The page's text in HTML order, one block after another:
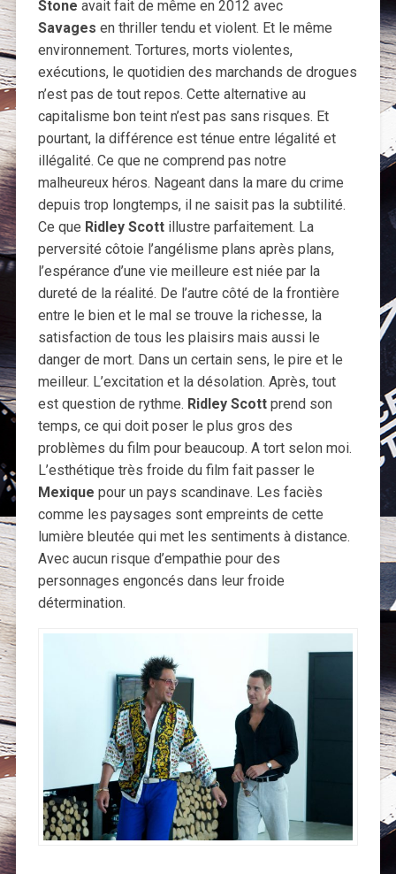
Stone avait fait de même en 2012 avec
Savages en thriller tendu et violent. Et le même
environnement. Tortures, morts violentes,
exécutions, le quotidien des marchands de drogues
n’est pas de tout repos. Cette alternative au
capitalisme bon teint n’est pas sans risques. Et
pourtant, la différence est ténue entre légalité et
illégalité. Ce que ne comprend pas notre
malheureux héros. Nageant dans la mare du crime
depuis trop longtemps, il ne saisit pas la subtilité.
Ce que Ridley Scottillustre parfaitement. La
perversité côtoie l’angélisme plans après plans,
l’espérance d’une vie meilleure est niée par la
dureté de la réalité. De l’autre côté de la frontière
entre le bien et le mal se trouve la richesse, la
satisfaction de tous les plaisirs mais aussi le
danger de mort. Dans un certain sens, le pire et le
meilleur. L’excitation et la désolation. Après, tout
est question de rythme. Ridley Scottprend son
temps, ce qui doit poser le plus gros des
problèmes du film pour beaucoup. A tort selon moi.
L’esthétique très froide du film fait passer le
Mexique pour un pays scandinave. Les faciès
comme les paysages sont empreints de cette
lumière bleutée qui met les sentiments à distance.
Avec aucun risque d’empathie pour des
personnages engoncés dans leur froide
détermination.